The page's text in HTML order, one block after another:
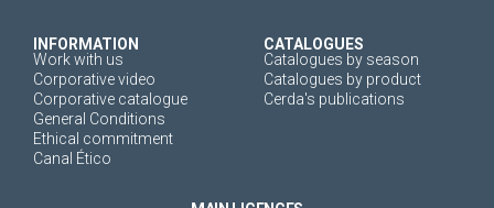
INFORMATION
Work with us
Corporative video
Corporative catalogue
General Conditions
Ethical commitment
Canal Ético
CATALOGUES
Catalogues by season
Catalogues by product
Cerda's publications